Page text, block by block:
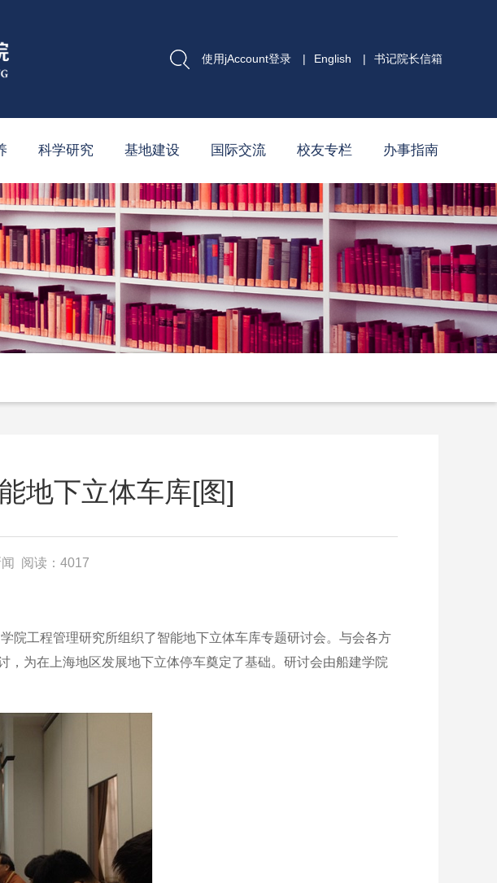
使用jAccount登录 | English | 书记院长信箱
科学研究 基地建设 国际交流 校友专栏 办事指南
地下立体车库[图]
阅读：4017
工程管理研究所组织了智能地下立体车库专题研讨会。与会各方
为在上海地区发展地下立体停车奠定了基础。研讨会由船建学院